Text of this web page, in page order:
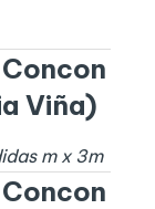
Viña)
m x 3m